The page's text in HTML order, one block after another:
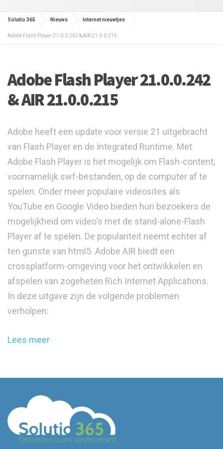
Solutio 365 Nieuws Internet nieuwtjes
Adobe Flash Player 21.0.0.242 & AIR 21.0.0.215
Adobe Flash Player 21.0.0.242
& AIR 21.0.0.215
Adobe heeft een update voor versie 21 uitgebracht
van Flash Player en de Integrated Runtime. Met
Adobe Flash Player is het mogelijk om Flash-content,
voornamelijk swf-bestanden, op de computer af te
spelen. Onder meer populaire videosites als
YouTube en Google Video bieden hun bezoekers de
mogelijkheid om video's met de stand-alone-Flash
Player af te spelen. De populariteit neemt echter af
ten gunste van html5. Adobe AIR biedt een
crossplatform-omgeving voor het ontwikkelen en
afspelen van zogeheten Rich Internet Applications.
In deze uitgave zijn de volgende problemen
verholpen:
Lees meer